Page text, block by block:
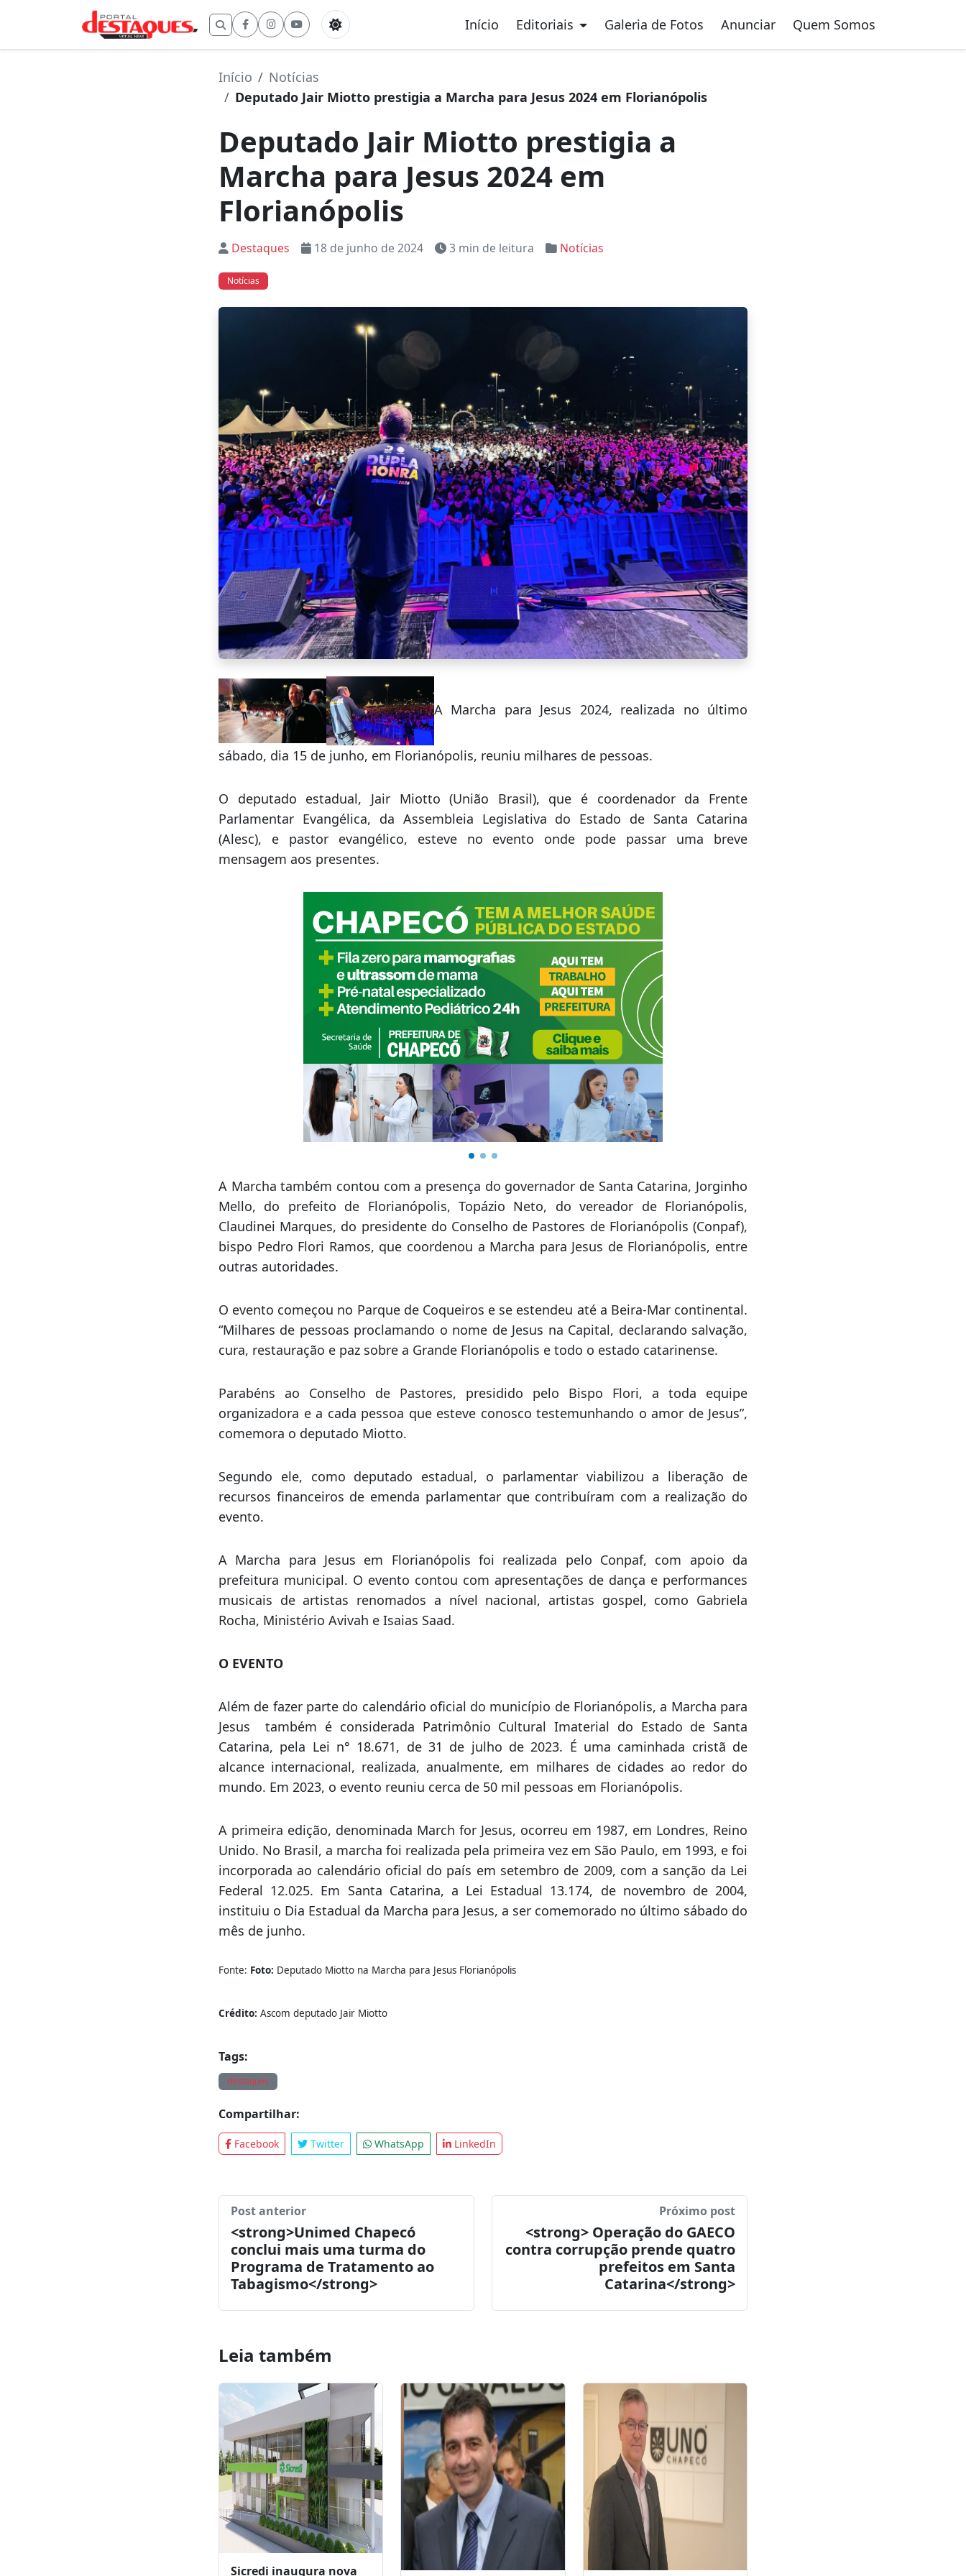
Buscar por: Início Editoriais Galeria de Fotos Anunciar Quem Somos
Início
Notícias
Deputado Jair Miotto prestigia a Marcha para Jesus 2024 em Florianópolis
Deputado Jair Miotto prestigia a
Marcha para Jesus 2024 em
Florianópolis
Destaques 18 de junho de 2024 3 min de leitura Notícias
Notícias
A Marcha para Jesus 2024, realizada no último
sábado, dia 15 de junho, em Florianópolis, reuniu milhares de pessoas.
O deputado estadual, Jair Miotto (União Brasil), que é coordenador da Frente
Parlamentar Evangélica, da Assembleia Legislativa do Estado de Santa Catarina
(Alesc), e pastor evangélico, esteve no evento onde pode passar uma breve
mensagem aos presentes.
Mello, do prefeito de Florianópolis, Topázio Neto, do vereador de Florianópolis,
Claudinei Marques, do presidente do Conselho de Pastores de Florianópolis (Conpaf),
bispo Pedro Flori Ramos, que coordenou a Marcha para Jesus de Florianópolis, entre
outras autoridades.
O evento começou no Parque de Coqueiros e se estendeu até a Beira-Mar continental.
“Milhares de pessoas proclamando o nome de Jesus na Capital, declarando salvação,
cura, restauração e paz sobre a Grande Florianópolis e todo o estado catarinense.
Parabéns ao Conselho de Pastores, presidido pelo Bispo Flori, a toda equipe
organizadora e a cada pessoa que esteve conosco testemunhando o amor de Jesus”,
Segundo ele, como deputado estadual, o parlamentar viabilizou a liberação de
recursos financeiros de emenda parlamentar que contribuíram com a realização do
evento.
A Marcha para Jesus em Florianópolis foi realizada pelo Conpaf, com apoio da
Rocha, Ministério Avivah e Isaias Saad.
O EVENTO
Jesus também é considerada Patrimônio Cultural Imaterial do Estado de Santa
Catarina, pela Lei n° 18.671, de 31 de julho de 2023. É uma caminhada cristã de
alcance internacional, realizada, anualmente, em milhares de cidades ao redor do
mundo. Em 2023, o evento reuniu cerca de 50 mil pessoas em Florianópolis.
A primeira edição, denominada March for Jesus, ocorreu em 1987, em Londres, Reino
incorporada ao calendário oficial do país em setembro de 2009, com a sanção da Lei
instituiu o Dia Estadual da Marcha para Jesus, a ser comemorado no último sábado do
Fonte:
Crédito: Ascom deputado Jair Miotto
Tags:
Compartilhar:
Facebook Twitter WhatsApp
conclui mais uma turma do
Programa de Tratamento ao
Tabagismo</strong>
Catarina</strong>
Leia também